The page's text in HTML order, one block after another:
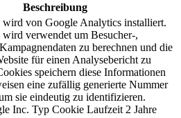
Beschreibung
wird von Google Analytics installiert.
verwendet um Besucher-,
zu berechnen und die
für einen Analysebericht zu
speichern diese Informationen
eine zufällig generierte Nummer
sie eindeutig zu identifizieren.
Inc. Typ Cookie Laufzeit 2 Jahre